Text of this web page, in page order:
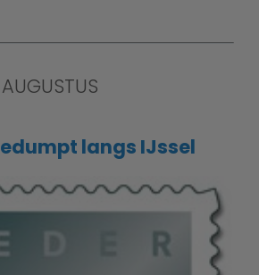
langs IJssel